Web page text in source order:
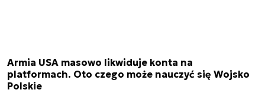
Armia USA masowo likwiduje konta na
platformach. Oto czego może nauczyć się Wojsko
Polskie